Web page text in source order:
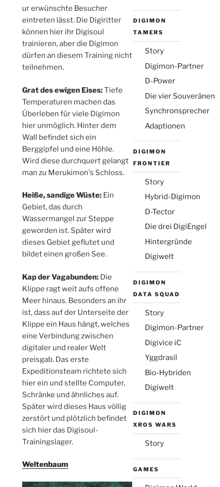
osteopathe-nyon-cabinet-
monney
ur erwünschte Besucher
eintreten lässt. Die Digiritter
können hier ihr Digisoul
trainieren, aber die Digimon
dürfen an diesem Training nicht
teilnehmen.
Grat des ewigen Eises:Tiefe
Temperaturen machen das
Überleben für viele Digimon
hier unmöglich. Hinter dem
Wall befindet sich ein
Berggipfel und eine Höhle.
Wird diese durchquert gelangt
man zu Merukimon's Schloss.
Heiße, sandige Wüste:Ein
Gebiet, das durch
Wassermangel zur Steppe
geworden ist. Später wird
dieses Gebiet geflutet und
bildet einen großen See.
Kap der Vagabunden:Die
Klippe ragt weit aufs offene
Meer hinaus. Besonders an ihr
ist, dass auf der Unterseite der
Klippe ein Haus hängt, welches
eine Verbindung zwischen
digitaler und realer Welt
preisgab. Das erste
Expeditionsteam richtete sich
hier ein und stellte Computer,
Schränke und ähnliches auf.
Später wird dieses Haus völlig
zerstört und plötzlich befindet
sich hier das Digisoul-
Trainingslager.
Weltenbaum
DIGIMON
TAMERS
Story
Digimon-Partner
D-Power
Die vier Souveränen
Synchronsprecher
Adaptionen
DIGIMON
FRONTIER
Story
Hybrid-Digimon
D-Tector
Die drei DigiEngel
Hintergründe
Digiwelt
DIGIMON
DATA SQUAD
Story
Digimon-Partner
Digivice iC
Yggdrasil
Bio-Hybriden
Digiwelt
DIGIMON
XROS WARS
Story
GAMES